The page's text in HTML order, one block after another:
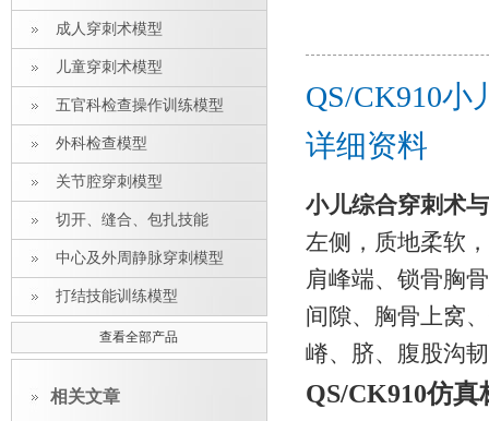
QS/CK910
详细资料
小儿综合穿刺术
左侧，质地柔软
肩峰端、锁骨胸
间隙、胸骨上窝
嵴、脐、腹股沟
QS/CK910仿真
成人穿刺术模型
儿童穿刺术模型
五官科检查操作训练模型
外科检查模型
关节腔穿刺模型
切开、缝合、包扎技能
中心及外周静脉穿刺模型
打结技能训练模型
查看全部产品
相关文章